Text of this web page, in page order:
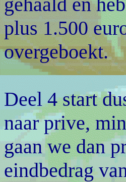
plus 1.500
overgeboekt.
Deel 4 start
naar prive,
gaan we dan
eindbedrag